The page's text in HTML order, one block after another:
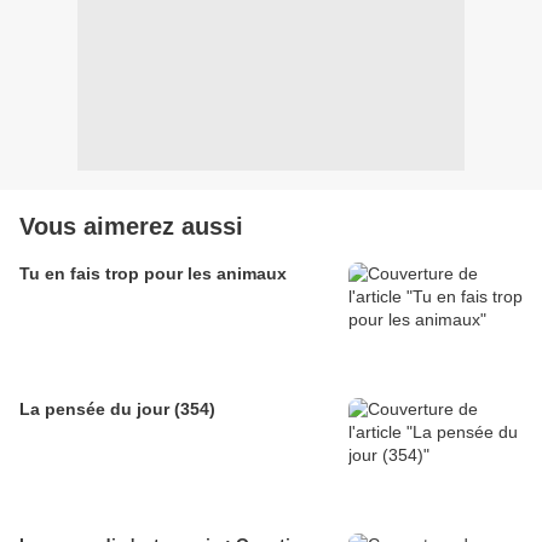
Vous aimerez aussi
Tu en fais trop pour les animaux
La pensée du jour (354)